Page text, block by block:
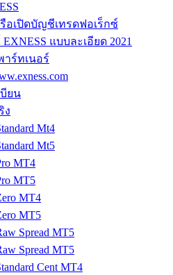
อเปิดบัญชีเทรดฟอเร็กซ์
แบบละเอียด 2021
าร์ทเนอร์
ยน
ง
Mt4
Mt5
MT4
MT5
MT4
MT5
Spread MT5
Spread MT5
Cent MT4